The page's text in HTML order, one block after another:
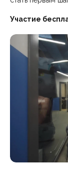
Участие